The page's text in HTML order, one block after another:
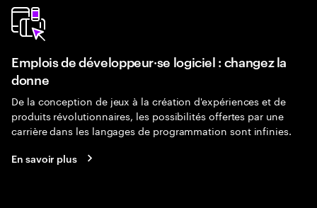
Emplois de développeur·se logiciel : changez la
donne
De la conception de jeux à la création d'expériences et de
produits révolutionnaires, les possibilités offertes par une
carrière dans les langages de programmation sont infinies.
En savoir plus